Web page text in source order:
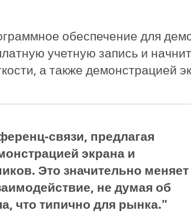
обеспечение для
учетную запись и
а также демонстрацией
связи, предлагая
экрана и
Это значительно меняет
не думая об
что типично для рынка."